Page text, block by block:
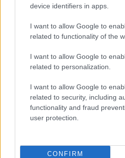
device identifiers in apps.
I want to allow Google to
related to functionality of the
I want to allow Google to
related to personalization.
I want to allow Google to
related to security, including
functionality and fraud
user protection.
CONFIRM